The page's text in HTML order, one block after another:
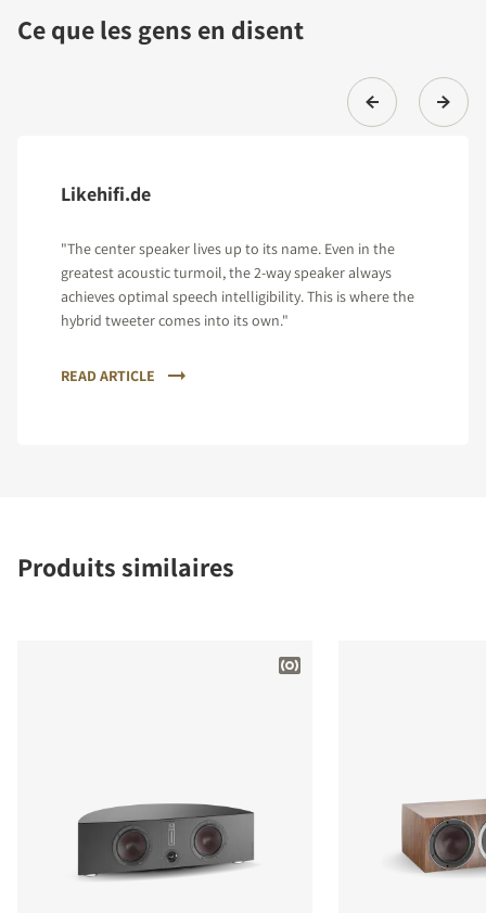
Ce que les gens en disent
Likehifi.de
"The center speaker lives up to its name. Even in the
greatest acoustic turmoil, the 2-way speaker always
achieves optimal speech intelligibility. This is where the
hybrid tweeter comes into its own."
READ ARTICLE
Produits similaires